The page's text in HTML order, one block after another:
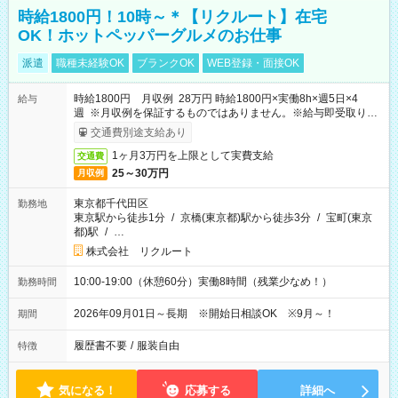
時給1800円！10時～＊【リクルート】在宅
OK！ホットペッパーグルメのお仕事
派遣 職種未経験OK ブランクOK WEB登録・面接OK
給与
時給1800円 月収例 28万円 時給1800円×実働8h×週5日×4
週 ※月収例を保証するものではありません。※給与即受取りサ
ービス利用可（利用条件有）
交通費別途支給あり
交通費 1ヶ月3万円を上限として実費支給
月収例 25～30万円
勤務地
東京都千代田区
東京駅から徒歩1分 / 京橋(東京都)駅から徒歩3分 / 宝町(東京
都)駅 / …
株式会社 リクルート
勤務時間 10:00-19:00（休憩60分）実働8時間（残業少なめ！）
期間 2026年09月01日～長期 ※開始日相談OK ※9月～！
特徴 履歴書不要 / 服装自由
気になる！ 応募する 詳細へ